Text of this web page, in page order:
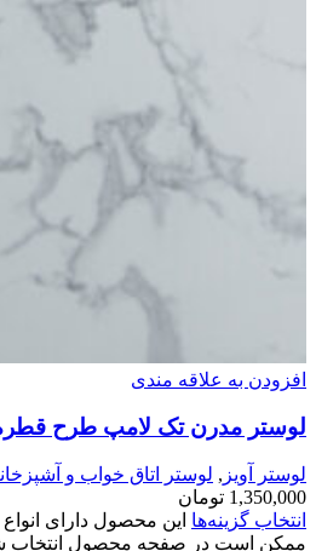
افزودن به علاقه مندی
لوستر مدرن تک لامپ طرح
لوستر آویز , لوستر اتاق خواب و
1,350,000 تومان
انتخاب گزینه‌ها این محصول دارای
ممکن است در صفحه محصول انتخاب